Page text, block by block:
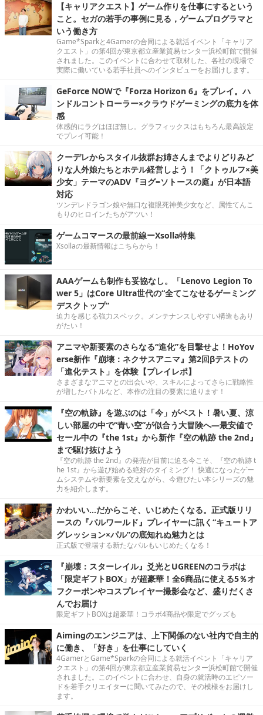
【キャリアクエスト】ゲーム作りを仕事にするという
こと。セガの若手の事例に見る，ゲームプログラマと
いう働き方
Game*Sparkと4Gamerの合同による就活イベント「キャリア
クエスト」の第4回が東京都立産業貿易センター浜松町館で開催
されました。このイベントに合わせて取材した、各社の現場で
実際に働いている若手社員へのインタビューをお届けします。
GeForce NOWで『Forza Horizon 6』をプレイ。ハ
ンドルコントローラー×クラウドゲーミングの底力を体
感
体感的にラグはほぼ無し。グラフィックスはもちろん最高設定
でプレイ可能！
クーデレからスタイル抜群お姉さんまでよりどりみど
りな人外娘たちとホテル経営しよう！「クトゥルフ×美
少女」テーマのADV『ヨグ=ソトースの庭』が日本語
対応
ツンデレドラゴン娘や無口な複眼死神美少女など、属性てんこ
もりのヒロインたちがアツい！
ゲームコマースの最前線ーXsolla特集
Xsollaの最新情報はこちらから！
AAAゲームも制作も妥協なし。「Lenovo Legion To
wer 5」はCore Ultra世代の“全てこなせるゲーミング
デスクトップ”
迫力を感じる強力スペック。メンテナンスしやすい構造もあり
がたい！
アニマや新要素のさらなる“進化”を目撃せよ！HoYov
erse新作『崩壊：ネクサスアニマ』第2回βテストの
「進化テスト」を体験【プレイレポ】
さまざまなアニマとの出会いや、スキルによってさらに戦略性
が増したバトルなど、本作の注目の要素に迫ります！
『空の軌跡』を遊ぶのは「今」がベスト！暑い夏、涼
しい部屋の中で“青い空”が似合う大冒険へ―最安値で
セール中の『the 1st』から新作『空の軌跡 the 2nd』
まで駆け抜けよう
『空の軌跡 the 2nd』の発売が目前に迫る今こそ、『空の軌跡 t
he 1st』から遊び始める絶好のタイミング！ 快適になったゲー
ムシステムや新要素を交えながら、今遊びたい本シリーズの魅
力を紹介します。
かわいい…だからこそ、いじめたくなる。正式版リリ
ースの『パルワールド』プレイヤーに訊く“キュートア
グレッション×パル”の底知れぬ魅力とは
正式版で登場する新たなパルもいじめたくなる！
『崩壊：スターレイル』爻光とUGREENのコラボは
「限定ギフトBOX」が超豪華！全6商品に使える5％オ
フクーポンやコスプレイヤー撮影会など、盛りだくさ
んでお届け
限定ギフトBOXは超豪華！コラボ4商品や限定でグッズも
Aimingのエンジニアは、上下関係のない社内で自主的
に働き、「好き」を仕事にしていく
4GamerとGame*Sparkの合同による就活イベント「キャリア
クエスト」の第4回が東京都立産業貿易センター浜松町館で開催
されました。このイベントに合わせ、自身の就活時のエピソー
ドを若手クリエイターに聞いてみたので、その模様をお届けし
ます。